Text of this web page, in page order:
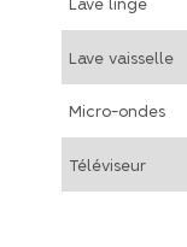
Lave vaisselle
Micro-ondes
Téléviseur